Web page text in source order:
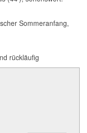
Sommeranfang,
rückläufig